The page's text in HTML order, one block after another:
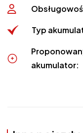
Typ
akumulator: